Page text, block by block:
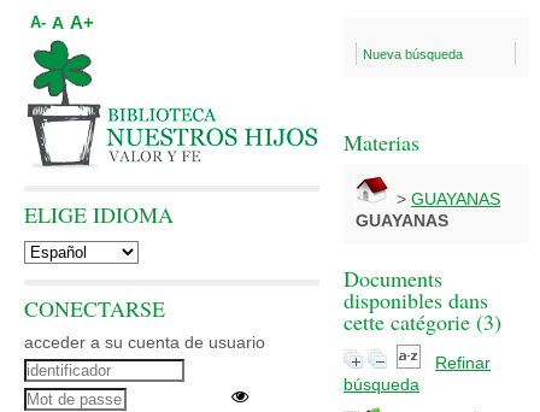
Nueva búsqueda
Materias
> GUAYANAS
GUAYANAS
Documents
disponibles dans
cette catégorie (3)
Refinar
búsqueda
A- A A+
ELIGE IDIOMA
CONECTARSE
acceder a su cuenta de usuario